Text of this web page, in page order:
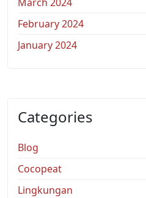
February 2024
January 2024
Categories
Blog
Cocopeat
Lingkungan